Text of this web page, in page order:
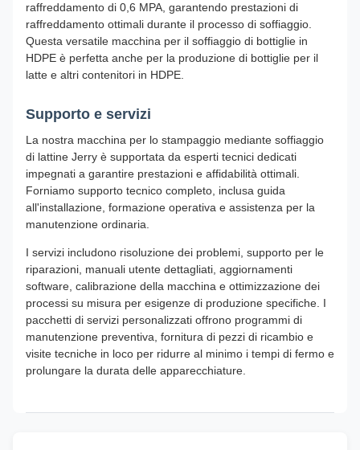
raffreddamento di 0,6 MPA, garantendo prestazioni di
raffreddamento ottimali durante il processo di soffiaggio.
Questa versatile macchina per il soffiaggio di bottiglie in
HDPE è perfetta anche per la produzione di bottiglie per il
latte e altri contenitori in HDPE.
Supporto e servizi
La nostra macchina per lo stampaggio mediante soffiaggio
di lattine Jerry è supportata da esperti tecnici dedicati
impegnati a garantire prestazioni e affidabilità ottimali.
Forniamo supporto tecnico completo, inclusa guida
all'installazione, formazione operativa e assistenza per la
manutenzione ordinaria.
I servizi includono risoluzione dei problemi, supporto per le
riparazioni, manuali utente dettagliati, aggiornamenti
software, calibrazione della macchina e ottimizzazione dei
processi su misura per esigenze di produzione specifiche. I
pacchetti di servizi personalizzati offrono programmi di
manutenzione preventiva, fornitura di pezzi di ricambio e
visite tecniche in loco per ridurre al minimo i tempi di fermo e
prolungare la durata delle apparecchiature.